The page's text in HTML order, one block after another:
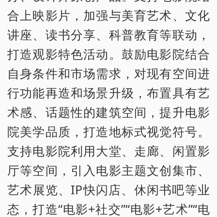
合上映影片，加强与美育艺术、文化
讲座、读书分享、科普教育等联动，
打造观影特色活动。鼓励电影院结合
自身条件和市场需求，对现有空间进
行功能再造和场景升级，布置具有艺
术感、话题性的建筑空间，提升电影
院美学品质，打造地标式视觉符号。
支持电影院利用大堂、走廊、闲置影
厅等空间，引入电影主题文创集市、
艺术展览、IP快闪店、休闲书吧等业
态，打造“电影+社交”“电影+艺术”“电